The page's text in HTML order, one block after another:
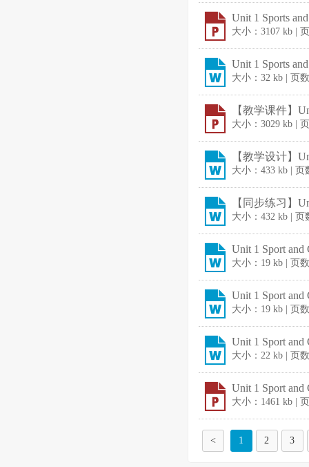
Unit 1 Sports
大小：3107 kb |
Unit 1 Sports
大小：32 kb | 页
【教学课件】
大小：3029 kb |
【教学设计】
大小：433 kb |
【同步练习】
大小：432 kb |
Unit 1 Sport and
大小：19 kb | 页
Unit 1 Sport and
大小：19 kb | 页
Unit 1 Sport and
大小：22 kb | 页
Unit 1 Sport and
大小：1461 kb |
< 1 2 3